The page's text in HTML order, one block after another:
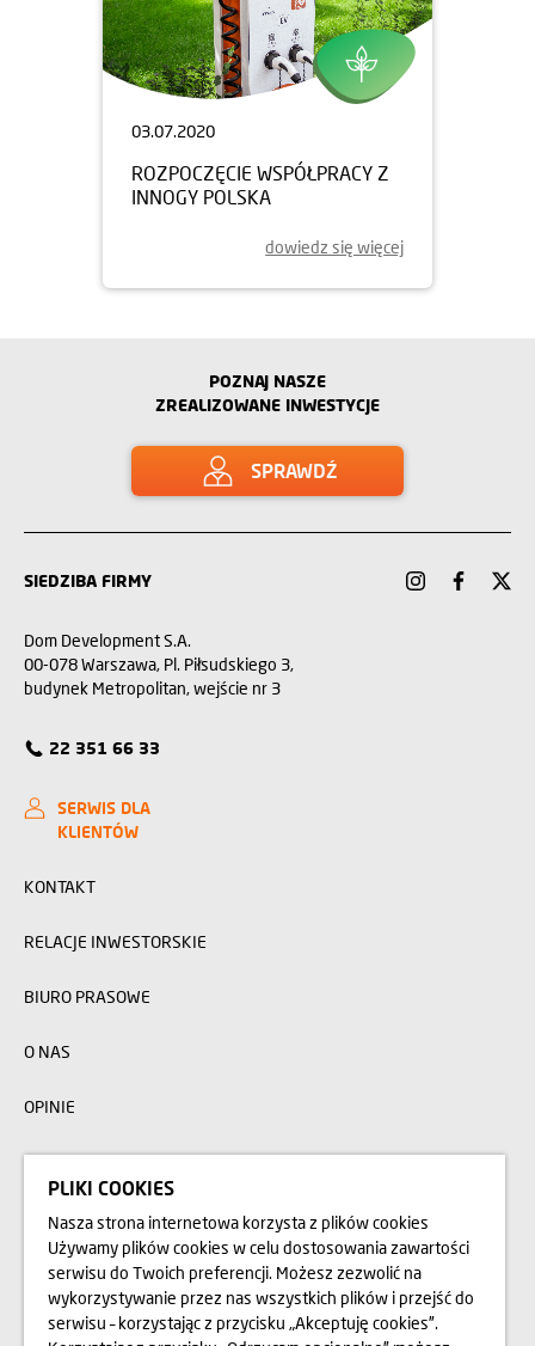
03.07.2020
ROZPOCZĘCIE WSPÓŁPRACY Z
INNOGY POLSKA
dowiedz się więcej
POZNAJ NASZE
ZREALIZOWANE INWESTYCJE
SPRAWDŹ
SIEDZIBA FIRMY
Dom Development S.A.
00-078 Warszawa, Pl. Piłsudskiego 3,
budynek Metropolitan, wejście nr 3
22 351 66 33
SERWIS DLA
KLIENTÓW
KONTAKT
RELACJE INWESTORSKIE
BIURO PRASOWE
O NAS
OPINIE
BLOG
Przedstawione na stronie internetowej www.domd.pl wizualizacje, animacje oraz
modele budynku mają charakter poglądowy. Wygląd budynku oraz
zagospodarowanie terenu mogą nieznacznie ulec zmianie na etapie realizacji.
Zmianie nie ulegną istotne cechy świadczenia oraz funkcjonalność budynku.
Wszelkie prawa zastrzeżone. Prawa do używania, kopiowania i rozpowszechniania
wszelkich danych i materiałów dostępnych na niniejszej stronie internetowej
podlegają w szczególności przepisom ustawy z dnia 4 lutego 1994 r. o Prawie
PLIKI COOKIES
Nasza strona internetowa korzysta z plików cookies
Używamy plików cookies w celu dostosowania zawartości
serwisu do Twoich preferencji. Możesz zezwolić na
wykorzystywanie przez nas wszystkich plików i przejść do
serwisu – korzystając z przycisku „Akceptuję cookies”.